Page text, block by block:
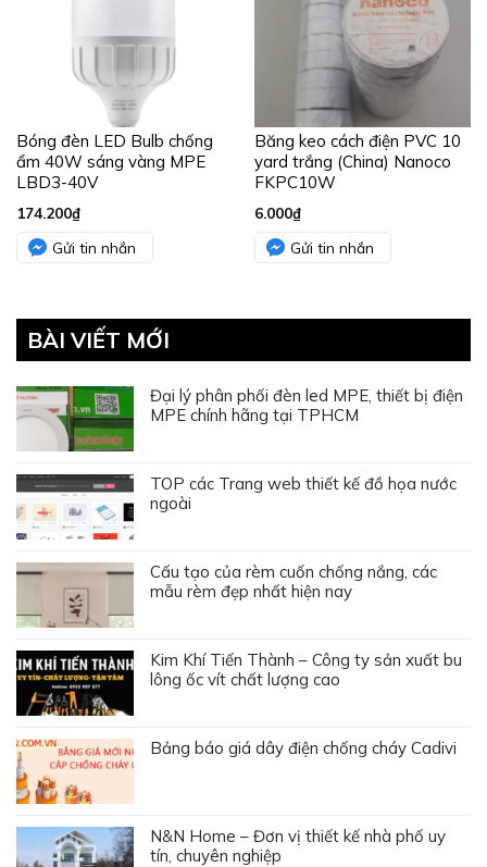
Bóng đèn LED Bulb chống
ẩm 40W sáng vàng MPE
LBD3-40V
174.200₫
Gửi tin nhắn
Băng keo cách điện PVC 10
yard trắng (China) Nanoco
FKPC10W
6.000₫
Gửi tin nhắn
BÀI VIẾT MỚI
Đại lý phân phối đèn led MPE, thiết bị điện
MPE chính hãng tại TPHCM
TOP các Trang web thiết kế đồ họa nước
ngoài
Cấu tạo của rèm cuốn chống nắng, các
mẫu rèm đẹp nhất hiện nay
Kim Khí Tiến Thành – Công ty sản xuất bu
lông ốc vít chất lượng cao
Bảng báo giá dây điện chống cháy Cadivi
N&N Home – Đơn vị thiết kế nhà phố uy
tín, chuyên nghiệp